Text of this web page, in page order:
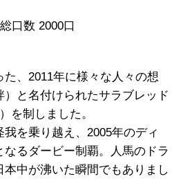
口数 2000口
、2011年に様々な人々の想
と名付けられたサラブレッド
を制しました。
を乗り越え、2005年のディ
るダービー制覇。人馬のドラ
中が沸いた瞬間でもありまし